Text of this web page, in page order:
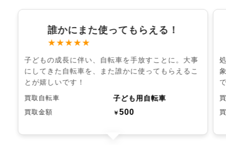
誰かにまた使ってもらえる！
★★★★★
子どもの成長に伴い、自転車を手放すことに。大事
にしてきた自転車を、また誰かに使ってもらえるこ
とが嬉しいです！
買取自転車 子ども用自転車
買取金額 ￥500